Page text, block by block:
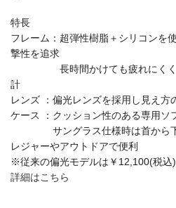
特長
フレーム：超弾性樹脂＋シリコンを
撃性を追求
長時間かけても疲れにくく 汗
計
レンズ ：偏光レンズを採用し見え方
ケース ：クッション性のある専用ソ
サングラス仕様時は首から下
レジャーやアウトドアで便利
※従来の偏光モデルは￥12,100(税込)
詳細はこちら